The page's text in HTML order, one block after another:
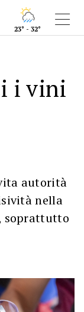
23° - 32°
i vini
autorità
nella
soprattutto